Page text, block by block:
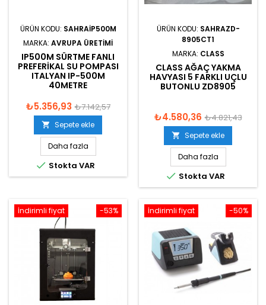
ÜRÜN KODU: SAHRAIP500M
MARKA: AVRUPA ÜRETIMI
IP500M SÜRTME FANLI
PREFERIKAL SU POMPASI
ITALYAN IP-500M
40METRE
₺5.356,93 ₺7.142,57
 Sepete ekle
Daha fazla
 Stokta VAR
ÜRÜN KODU: SAHRAZD-
8905CT1
MARKA: CLASS
CLASS AĞAÇ YAKMA
HAVYASI 5 FARKLI UÇLU
BUTONLU ZD8905
₺4.580,36 ₺4.821,43
 Sepete ekle
Daha fazla
 Stokta VAR
-53%
İndirimli fiyat -50%
İndirimli fiyat